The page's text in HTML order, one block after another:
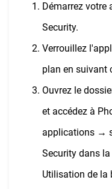
Démarrez
Security.
Verrouillez
plan en suivant
Ouvrez le
et accédez à
applications →
Security dans
Utilisation de